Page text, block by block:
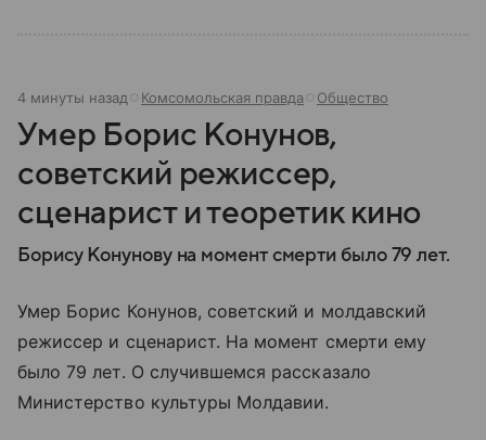
4 минуты назад Комсомольская правда Общество
Умер Борис Конунов,
советский режиссер,
сценарист и теоретик кино
Борису Конунову на момент смерти было 79 лет.
Умер Борис Конунов, советский и молдавский
режиссер и сценарист. На момент смерти ему
было 79 лет. О случившемся рассказало
Министерство культуры Молдавии.